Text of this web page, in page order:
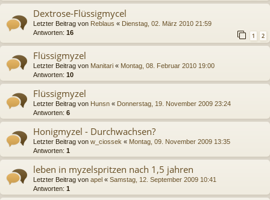
Dextrose-Flüssigmycel
Letzter Beitrag von Reblaus « Dienstag, 02. März 2010 21:59
Antworten: 16 1 2
Flüssigmyzel
Letzter Beitrag von Manitari « Montag, 08. Februar 2010 19:00
Antworten: 10
Flüssigmyzel
Letzter Beitrag von Hunsn « Donnerstag, 19. November 2009 23:24
Antworten: 6
Honigmyzel - Durchwachsen?
Letzter Beitrag von w_ciossek « Montag, 09. November 2009 13:35
Antworten: 1
leben in myzelspritzen nach 1,5 jahren
Letzter Beitrag von apel « Samstag, 12. September 2009 10:41
Antworten: 1